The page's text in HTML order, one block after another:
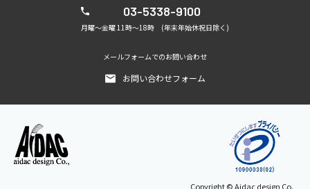
03-5338-9100
月曜〜金曜 11時〜18時 (年末年始休祝日除く)
メールフォームでのお問い合わせ
お問い合わせフォーム
Copyright © Aidac design Co.,